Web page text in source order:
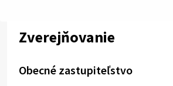
Zverejňovanie
Obecné zastupiteľstvo